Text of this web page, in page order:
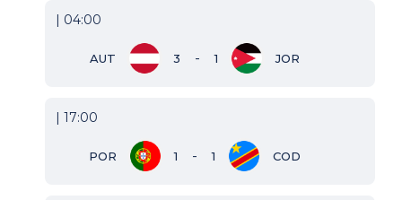
| 04:00
AUT 3 - 1 JOR
| 17:00
POR 1 - 1 COD